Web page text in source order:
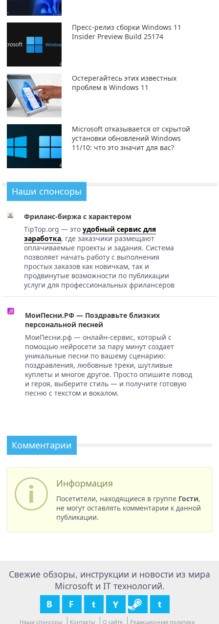
Пресс-релиз сборки Windows 11
Insider Preview Build 25174
Остерегайтесь этих известных
проблем в Windows 11
Microsoft отказывается от скрытой
установки обновлений Windows
11/10: что это значит для вас?
Наши спонсоры
Фриланс-биржа с характером
TipTop.org — это удобный сервис для
заработка, где заказчики размещают
оплачиваемые проекты и задания. Система
позволяет начать работу с выполнения
простых заказов как новичкам, так и
продвинутые возможности по публикации
услуги для профессиональных фрилансеров
МоиПесни.РФ — Поздравьте близких
персональной песней
МоиПесни.рф — онлайн-сервис, который с
помощью нейросети за пару минут создает
уникальные песни по вашему сценарию:
поздравления, любовные треки, шутливые
куплеты и многое другое. Просто опишите повод
и героя, выберите стиль — и получите готовую
песню с текстом и вокалом.
Комментарии
Информация
Посетители, находящиеся в группе Гости,
не могут оставлять комментарии к данной
публикации.
Свежие обзоры, инструкции и новости из мира
Microsoft и IT технологий.
Наши спонсоры Контакты О сайте Редакционная политика